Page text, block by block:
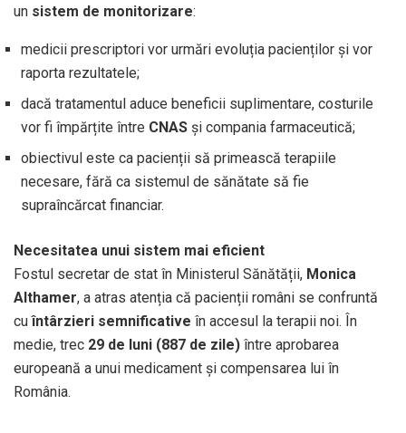
un sistem de monitorizare:
medicii prescriptori vor urmări evoluția pacienților și vor
raporta rezultatele;
dacă tratamentul aduce beneficii suplimentare, costurile
vor fi împărțite între CNAS și compania farmaceutică;
obiectivul este ca pacienții să primească terapiile
necesare, fără ca sistemul de sănătate să fie
supraîncărcat financiar.
Necesitatea unui sistem mai eficient
Fostul secretar de stat în Ministerul Sănătății, Monica
Althamer, a atras atenția că pacienții români se confruntă
cuîntârzieri semnificative în accesul la terapii noi. În
medie, trec 29 de luni (887 de zile) între aprobarea
europeană a unui medicament și compensarea lui în
România.